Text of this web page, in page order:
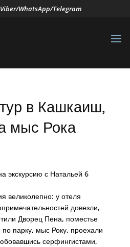
WhatsApp/Telegram
в Кашкаиш,
мыс Рока
экскурсию с Натальей 6
великолепно: у отеля
довезли,
Дворец Пена, поместье
по парку, мыс Року, проехали
серфингистами,